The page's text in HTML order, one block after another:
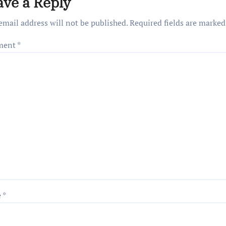
address will not be published.Required fields are
*
*